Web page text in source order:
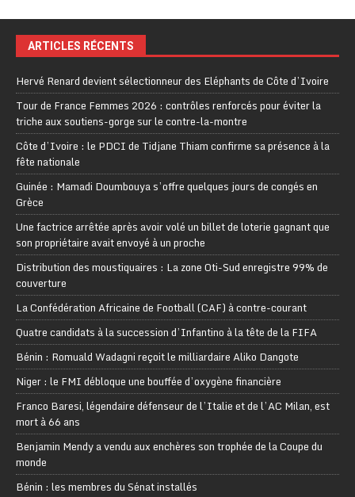
ARTICLES RÉCENTS
Hervé Renard devient sélectionneur des Eléphants de Côte d’Ivoire
Tour de France Femmes 2026 : contrôles renforcés pour éviter la
triche aux soutiens-gorge sur le contre-la-montre
Côte d’Ivoire : le PDCI de Tidjane Thiam confirme sa présence à la
fête nationale
Guinée : Mamadi Doumbouya s’offre quelques jours de congés en
Grèce
Une factrice arrêtée après avoir volé un billet de loterie gagnant que
son propriétaire avait envoyé à un proche
Distribution des moustiquaires : La zone Oti-Sud enregistre 99% de
couverture
La Confédération Africaine de Football (CAF) à contre-courant
Quatre candidats à la succession d’Infantino à la tête de la FIFA
Bénin : Romuald Wadagni reçoit le milliardaire Aliko Dangote
Niger : le FMI débloque une bouffée d’oxygène financière
Franco Baresi, légendaire défenseur de l’Italie et de l’AC Milan, est
mort à 66 ans
Benjamin Mendy a vendu aux enchères son trophée de la Coupe du
monde
Bénin : les membres du Sénat installés